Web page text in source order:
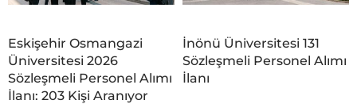
Eskişehir Osmangazi
Üniversitesi 2026
Sözleşmeli Personel Alımı
İlanı: 203 Kişi Aranıyor
İnönü Üniversitesi 131
Sözleşmeli Personel Alımı
İlanı